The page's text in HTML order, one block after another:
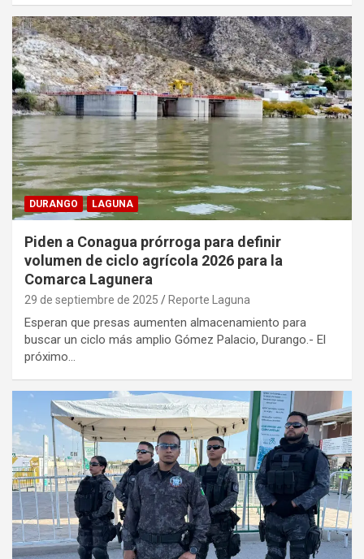
DURANGO LAGUNA
Piden a Conagua prórroga para definir
volumen de ciclo agrícola 2026 para la
Comarca Lagunera
29 de septiembre de 2025 Reporte Laguna
Esperan que presas aumenten almacenamiento para
buscar un ciclo más amplio Gómez Palacio, Durango.- El
próximo…